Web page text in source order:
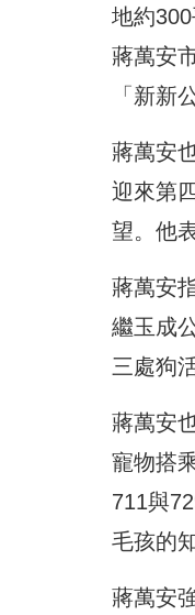
地約
蔣萬安
「新新
蔣萬安
迎來第
望。他
蔣萬安
繼玉成
三處狗
蔣萬安
寵物搭
711與
毛孩的
蔣萬安